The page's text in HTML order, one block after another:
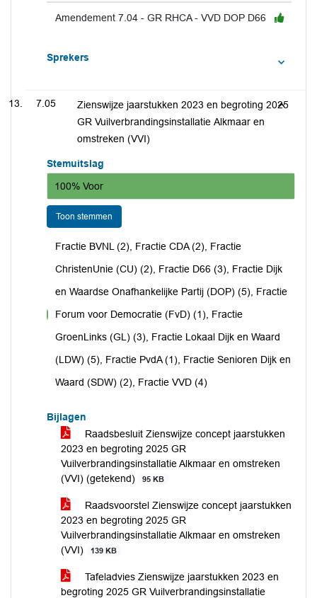
Amendement 7.04 - GR RHCA - VVD DOP D66
Sprekers
7.05
Zienswijze jaarstukken 2023 en begroting 2025
GR Vuilverbrandingsinstallatie Alkmaar en
omstreken (VVI)
Stemuitslag
100% Voor
Toon stemmen
Fractie BVNL (2), Fractie CDA (2), Fractie
ChristenUnie (CU) (2), Fractie D66 (3), Fractie Dijk
en Waardse Onafhankelijke Partij (DOP) (5), Fractie
Forum voor Democratie (FvD) (1), Fractie
GroenLinks (GL) (3), Fractie Lokaal Dijk en Waard
(LDW) (5), Fractie PvdA (1), Fractie Senioren Dijk en
Waard (SDW) (2), Fractie VVD (4)
Bijlagen
Raadsbesluit Zienswijze concept jaarstukken
2023 en begroting 2025 GR
Vuilverbrandingsinstallatie Alkmaar en omstreken
(VVI) (getekend)
95 KB
Raadsvoorstel Zienswijze concept jaarstukken
2023 en begroting 2025 GR
Vuilverbrandingsinstallatie Alkmaar en omstreken
(VVI)
139 KB
Tafeladvies Zienswijze jaarstukken 2023 en
begroting 2025 GR Vuilverbrandingsinstallatie